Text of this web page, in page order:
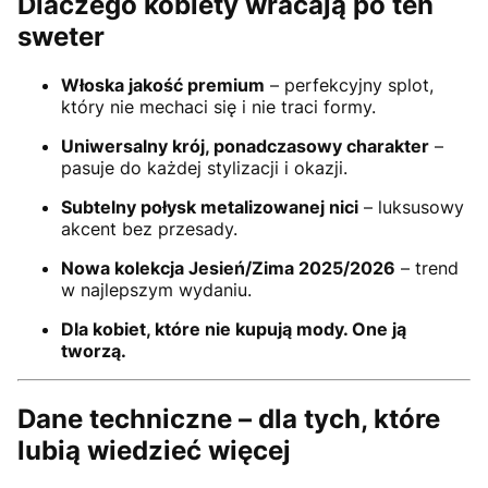
sweter
Włoska jakość premium – perfekcyjny splot,
który nie mechaci się i nie traci formy.
Uniwersalny krój, ponadczasowy charakter –
pasuje do każdej stylizacji i okazji.
Subtelny połysk metalizowanej nici – luksusowy
akcent bez przesady.
Nowa kolekcja Jesień/Zima 2025/2026 – trend
w najlepszym wydaniu.
Dla kobiet, które nie kupują mody. One ją
tworzą.
Dane techniczne – dla tych, które
lubią wiedzieć więcej